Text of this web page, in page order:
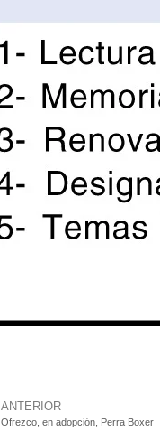
ANTERIOR
Ofrezco, en adopción, Perra Boxer